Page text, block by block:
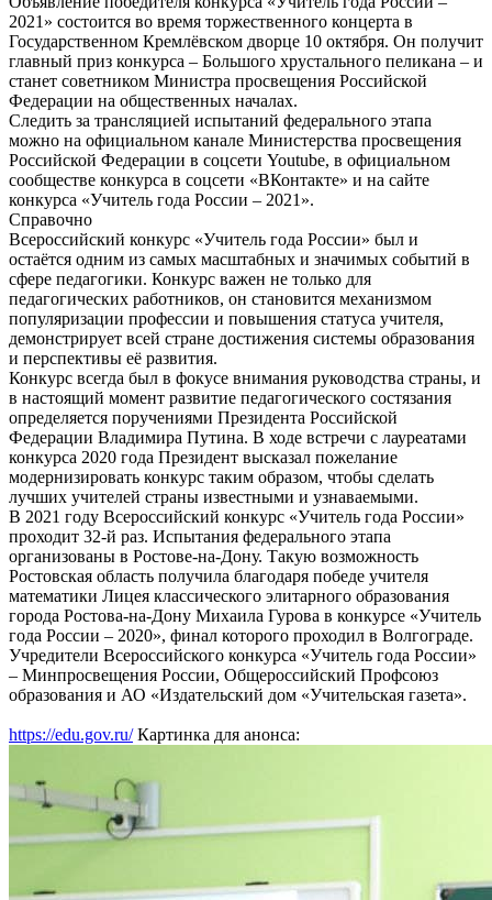
2021» состоится во время торжественного концерта в
Государственном Кремлёвском дворце 10 октября. Он получит
главный приз конкурса – Большого хрустального пеликана – и
станет советником Министра просвещения Российской
Федерации на общественных началах.
Следить за трансляцией испытаний федерального этапа
можно на официальном канале Министерства просвещения
Российской Федерации в соцсети Youtube, в официальном
сообществе конкурса в соцсети «ВКонтакте» и на сайте
конкурса «Учитель года России – 2021».
Справочно
Всероссийский конкурс «Учитель года России» был и
остаётся одним из самых масштабных и значимых событий в
сфере педагогики. Конкурс важен не только для
педагогических работников, он становится механизмом
популяризации профессии и повышения статуса учителя,
демонстрирует всей стране достижения системы образования
и перспективы её развития.
Конкурс всегда был в фокусе внимания руководства страны, и
в настоящий момент развитие педагогического состязания
определяется поручениями Президента Российской
Федерации Владимира Путина. В ходе встречи с лауреатами
конкурса 2020 года Президент высказал пожелание
модернизировать конкурс таким образом, чтобы сделать
лучших учителей страны известными и узнаваемыми.
В 2021 году Всероссийский конкурс «Учитель года России»
проходит 32-й раз. Испытания федерального этапа
организованы в Ростове-на-Дону. Такую возможность
Ростовская область получила благодаря победе учителя
математики Лицея классического элитарного образования
города Ростова-на-Дону Михаила Гурова в конкурсе «Учитель
года России – 2020», финал которого проходил в Волгограде.
Учредители Всероссийского конкурса «Учитель года России»
– Минпросвещения России, Общероссийский Профсоюз
образования и АО «Издательский дом «Учительская газета».
https://edu.gov.ru/Картинка для анонса: